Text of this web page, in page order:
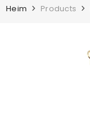
Heim Products